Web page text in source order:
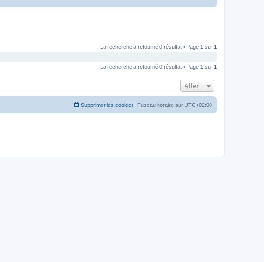
La recherche a retourné 0 résultat • Page 1 sur 1
La recherche a retourné 0 résultat • Page 1 sur 1
Aller
Fuseau horaire sur UTC+02:00
Supprimer les cookies